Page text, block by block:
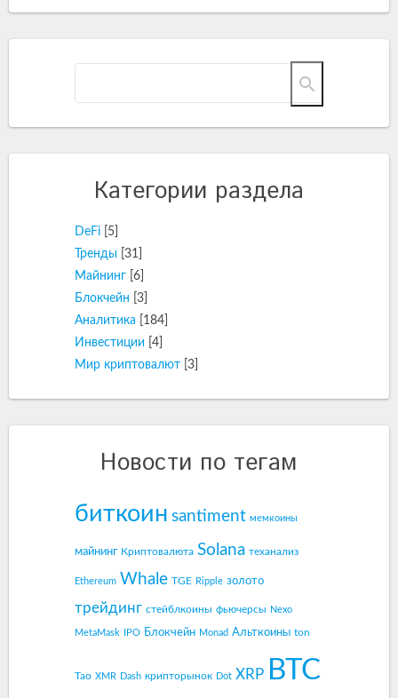
Категории раздела
DeFi
[5]
Тренды [31]
Майнинг [6]
Блокчейн
[3]
Аналитика
[184]
Инвестиции
[4]
Мир криптовалют [3]
Новости по тегам
биткоин santiment мемкоины
майнинг Криптовалюта Solana теханализ
Ethereum Whale TGE Ripple золото
трейдинг стейблкоины фьючерсы Nexo
MetaMask IPO Блокчейн Monad Альткоины ton
Tao XMR Dash крипторынок Dot XRP BTC